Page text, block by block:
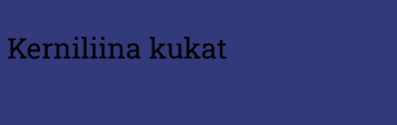
Kerniliina kukat